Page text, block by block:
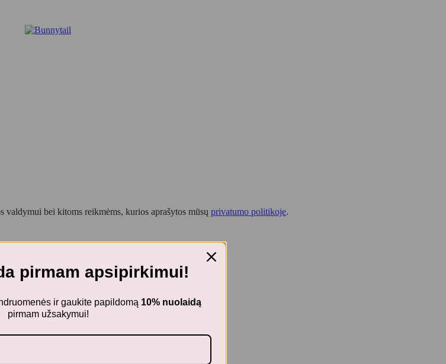
valdymui bei kitoms reikmėms, kurios aprašytos mūsų privatumo politikoje.
pirmam apsipirkimui!
ir gaukite papildomą 10% nuolaidą
pirmam užsakymui!